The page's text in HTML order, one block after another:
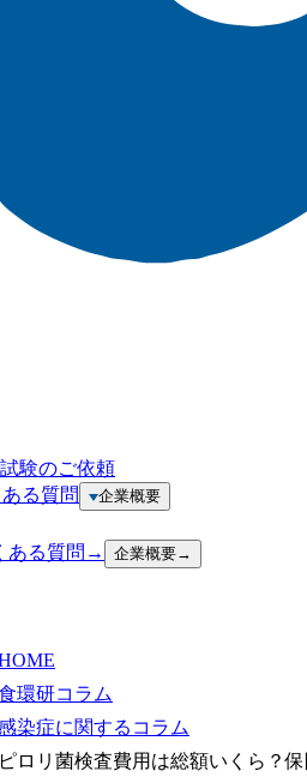
験のご依頼
る質問
企業概要
ある質問 → 企業概要→
環研コラム
染症に関するコラム
ピロリ菌検査費用は総額いくら？